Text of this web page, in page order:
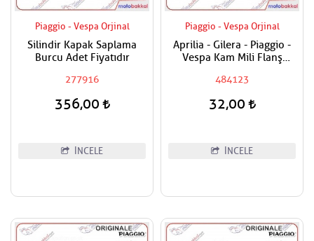
Piaggio - Vespa Orjinal
Silindir Kapak Saplama
Burcu Adet Fiyatıdır
277916
356,00
İNCELE
Piaggio - Vespa Orjinal
Aprilia - Gilera - Piaggio -
Vespa Kam Mili Flanş
484123
32,00
İNCELE